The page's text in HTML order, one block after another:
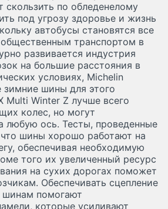
скользить по обледенелому
под угрозу здоровье и жизнь
автобусы становятся все
транспортом в
развивается индустрия
на большие расстояния в
условиях, Michelin
зимние шины для этого
Multi Winter Z лучше всего
колес, но могут
любую ось. Тесты, проведенные
что шины хорошо работают на
обеспечивая необходимую
того их увеличенный ресурс
на сухих дорогах поможет
Обеспечивать сцепление
шинам помогают
которые усиливают